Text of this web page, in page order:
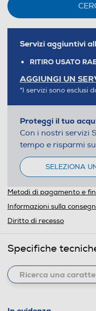
Servizi aggiuntivi
RITIRO USATO
AGGIUNGI UN
*I servizi sono esclusi
Proteggi il tuo
Con i nostri servizi
tempo e risparmi
SELEZIONA
Metodi di pagamento e
Informazioni sulla
Diritto di recesso
Specifiche